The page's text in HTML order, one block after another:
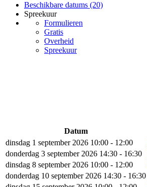
Beschikbare datums (20)
Spreekuur
Formulieren
Gratis
Overheid
Spreekuur
Datum
dinsdag 1 september 2026 10:00 - 12:00
donderdag 3 september 2026 14:30 - 16:30
dinsdag 8 september 2026 10:00 - 12:00
donderdag 10 september 2026 14:30 - 16:30